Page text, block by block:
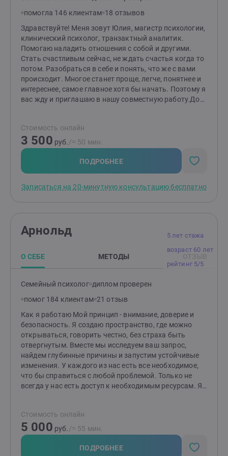
помогла 146 клиентам 18 отзывов
Здравствуйте! Меня зовут Юлия, магистр психологии,
клинический психолог, транзактный аналитик.
Помогаю наладить отношения с собой и другими.
Стать счастливым сейчас, не ждать счастья когда то
потом. Разобраться в себе и понять, что же с вами
происходит. Многое станет проще, легче, понятнее и
интереснее, самое главное хотя бы начать. Поэтому я
вас жду и приглашаю в нашу совместную работу.До
Стоимость онлайн
3 500 руб. /≈ 50 мин.
ПОДРОБНЕЕ
Записаться на 20-минутную консультацию бесплатно
5 лет стажа
возраст 60 лет
рейтинг 5/5
Арнольд
О СЕБЕ МЕТОДЫ
Семейный психолог диплом проверен
помог 184 клиентам 21 отзыв
Как я работаю Мой принцип - внимание, доверие и
безопасность. Я создаю пространство, где можно
открываться, говорить честно, без страха быть
отвергнутым. Вместе мы исследуем ваш запрос,
найдем глубинные причины и запустим устойчивые
изменения. У каждого из нас есть все необходимое,
что бы справиться с любой проблемой. Только не
всегда у нас есть доступ к необходимым ресурсам. Я
богатый жизненный путь. Я был инженером,
исследователем, предпринимателем, работал в науке,
преподавал в университете, руководил бизнесом. Я
женат более 35 лет, отец двух взрослых сыновей.
Стоимость онлайн
5 000 руб. /≈ 55 мин.
ПОДРОБНЕЕ